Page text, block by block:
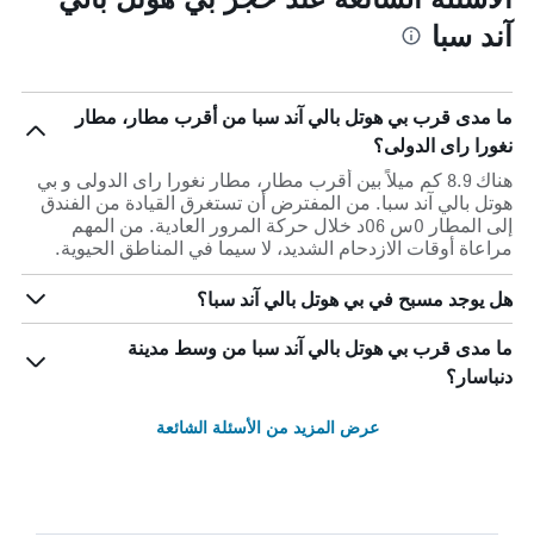
آند سبا
ما مدى قرب بي هوتل بالي آند سبا من أقرب مطار، مطار
نغورا راى الدولى؟
هناك 8.9 كم ميلاً بين أقرب مطار، مطار نغورا راى الدولى و بي
هوتل بالي آند سبا. من المفترض أن تستغرق القيادة من الفندق
إلى المطار 0س 06د خلال حركة المرور العادية. من المهم
مراعاة أوقات الازدحام الشديد، لا سيما في المناطق الحيوية.
هل يوجد مسبح في بي هوتل بالي آند سبا؟
ما مدى قرب بي هوتل بالي آند سبا من وسط مدينة
دنباسار؟
عرض المزيد من الأسئلة الشائعة